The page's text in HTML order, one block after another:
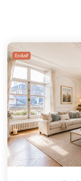
Exclusif